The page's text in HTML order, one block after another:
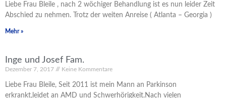
Liebe Frau Bleile , nach 2 wöchiger Behandlung ist es nun leider Zeit
Abschied zu nehmen. Trotz der weiten Anreise ( Atlanta – Georgia )
Mehr »
Inge und Josef Fam.
Dezember 7, 2017 Keine Kommentare
Liebe Frau Bleile, Seit 2011 ist mein Mann an Parkinson
erkrankt,leidet an AMD und Schwerhörigkeit.Nach vielen